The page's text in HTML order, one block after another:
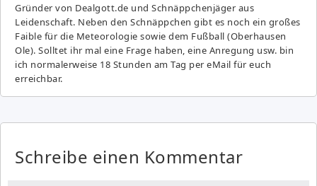
Gründer von Dealgott.de und Schnäppchenjäger aus
Leidenschaft. Neben den Schnäppchen gibt es noch ein großes
Fai­ble für die Meteorologie sowie dem Fußball (Oberhausen
Ole). Solltet ihr mal eine Frage haben, eine Anregung usw. bin
ich normalerweise 18 Stunden am Tag per eMail für euch
erreichbar.
Schreibe einen Kommentar